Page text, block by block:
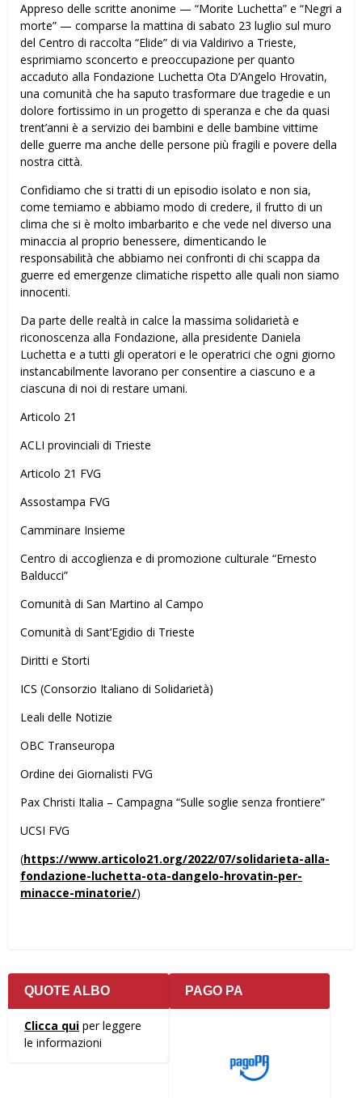
Appreso delle scritte anonime — “Morite Luchetta” e “Negri a
morte” — comparse la mattina di sabato 23 luglio sul muro
del Centro di raccolta “Elide” di via Valdirivo a Trieste,
esprimiamo sconcerto e preoccupazione per quanto
accaduto alla Fondazione Luchetta Ota D’Angelo Hrovatin,
una comunità che ha saputo trasformare due tragedie e un
dolore fortissimo in un progetto di speranza e che da quasi
trent’anni è a servizio dei bambini e delle bambine vittime
delle guerre ma anche delle persone più fragili e povere della
nostra città.
Confidiamo che si tratti di un episodio isolato e non sia,
come temiamo e abbiamo modo di credere, il frutto di un
clima che si è molto imbarbarito e che vede nel diverso una
minaccia al proprio benessere, dimenticando le
responsabilità che abbiamo nei confronti di chi scappa da
guerre ed emergenze climatiche rispetto alle quali non siamo
innocenti.
Da parte delle realtà in calce la massima solidarietà e
riconoscenza alla Fondazione, alla presidente Daniela
Luchetta e a tutti gli operatori e le operatrici che ogni giorno
instancabilmente lavorano per consentire a ciascuno e a
ciascuna di noi di restare umani.
Articolo 21
ACLI provinciali di Trieste
Articolo 21 FVG
Assostampa FVG
Camminare Insieme
Centro di accoglienza e di promozione culturale “Ernesto
Balducci”
Comunità di San Martino al Campo
Comunità di Sant’Egidio di Trieste
Diritti e Storti
ICS (Consorzio Italiano di Solidarietà)
Leali delle Notizie
OBC Transeuropa
Ordine dei Giornalisti FVG
Pax Christi Italia – Campagna “Sulle soglie senza frontiere”
UCSI FVG
(https://www.articolo21.org/2022/07/solidarieta-alla-
fondazione-luchetta-ota-dangelo-hrovatin-per-
minacce-minatorie/)
QUOTE ALBO
Clicca qui per leggere
le informazioni
PAGO PA